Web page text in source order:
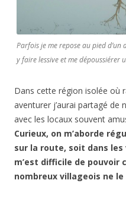
Parfois je me repose au pied
y faire lessive et me dépoussiérer
Dans cette région isolée où
aventurer j’aurai partagé de
avec les locaux souvent
Curieux, on m’aborde
sur la route, soit dans
m’est difficile de pouvoir
nombreux villageois ne